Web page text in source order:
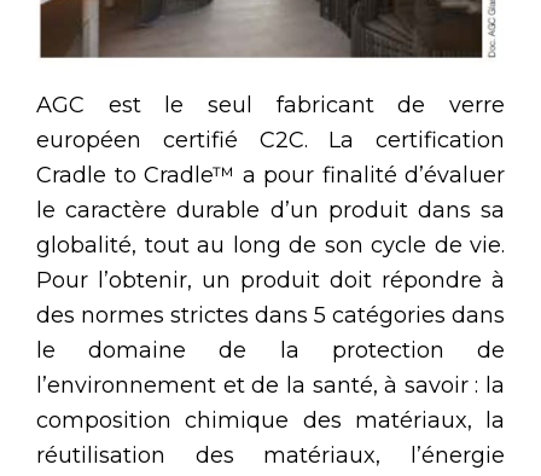
AGC est le seul fabricant de verre
européen certifié C2C. La certification
Cradle to Cradle™ a pour finalité d’évaluer
le caractère durable d’un produit dans sa
globalité, tout au long de son cycle de vie.
Pour l’obtenir, un produit doit répondre à
des normes strictes dans 5 catégories dans
le domaine de la protection de
l’environnement et de la santé, à savoir : la
composition chimique des matériaux, la
réutilisation des matériaux, l’énergie